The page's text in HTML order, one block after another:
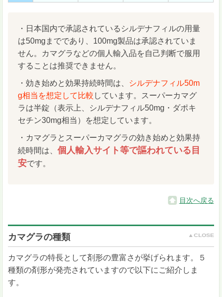
・日本国内で承認されているシルデナフィルの用量
は50mgまでであり、100mg製品は承認されていま
せん。カマグラなどの個人輸入品を自己判断で服用
することは推奨できません。
・効き始めと効果持続時間は、 シルデナフィル50m
g相当を想定して比較 しています。スーパーカマグ
ラは半錠（表示上、シルデナフィル50mg・ダポキ
セチン30mg相当）を想定しています。
・カマグラとスーパーカマグラの効き始めと効果持
続時間は、個人輸入サイト等で謳われている目
安です。
目次へ戻る
カマグラの種類
カマグラの特長として剤形の豊富さが挙げられます。５
種類の剤形が発売されていますので以下にご紹介しま
す。